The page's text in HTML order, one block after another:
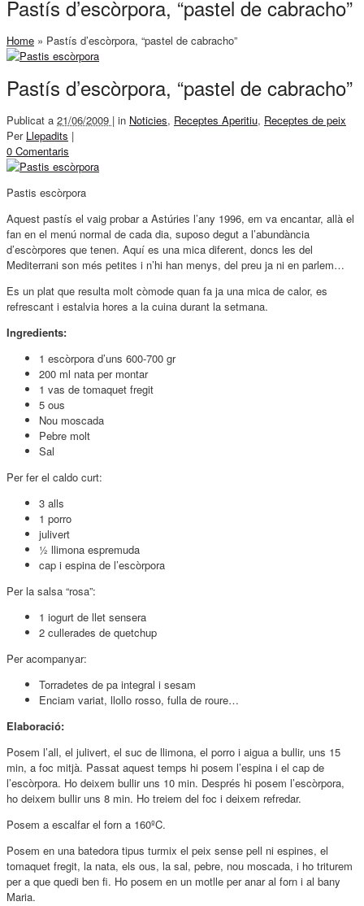
Pastís d’escòrpora, “pastel de cabracho”
Home » Pastís d’escòrpora, “pastel de cabracho”
Pastís d’escòrpora, “pastel de cabracho”
Publicat a 21/06/2009 | in Noticies, Receptes Aperitiu, Receptes de peix
Per Llepadits |
0 Comentaris
Pastis escòrpora
Aquest pastís el vaig probar a Astúries l’any 1996, em va encantar, allà el
fan en el menú normal de cada dia, suposo degut a l’abundància
d’escòrpores que tenen. Aquí es una mica diferent, doncs les del
Mediterrani son més petites i n’hi han menys, del preu ja ni en parlem…
Es un plat que resulta molt còmode quan fa ja una mica de calor, es
refrescant i estalvia hores a la cuina durant la setmana.
Ingredients:
1 escòrpora d’uns 600-700 gr
200 ml nata per montar
1 vas de tomaquet fregit
5 ous
Nou moscada
Pebre molt
Sal
Per fer el caldo curt:
3 alls
1 porro
julivert
½ llimona espremuda
cap i espina de l’escòrpora
Per la salsa “rosa”:
1 iogurt de llet sensera
2 cullerades de quetchup
Per acompanyar:
Torradetes de pa integral i sesam
Enciam variat, llollo rosso, fulla de roure…
Elaboració:
Posem l’all, el julivert, el suc de llimona, el porro i aigua a bullir, uns 15
min, a foc mitjà. Passat aquest temps hi posem l’espina i el cap de
l’escòrpora. Ho deixem bullir uns 10 min. Després hi posem l’escòrpora,
ho deixem bullir uns 8 min. Ho treiem del foc i deixem refredar.
Posem a escalfar el forn a 160ºC.
Posem en una batedora tipus turmix el peix sense pell ni espines, el
tomaquet fregit, la nata, els ous, la sal, pebre, nou moscada, i ho triturem
per a que quedi ben fi. Ho posem en un motlle per anar al forn i al bany
Maria.